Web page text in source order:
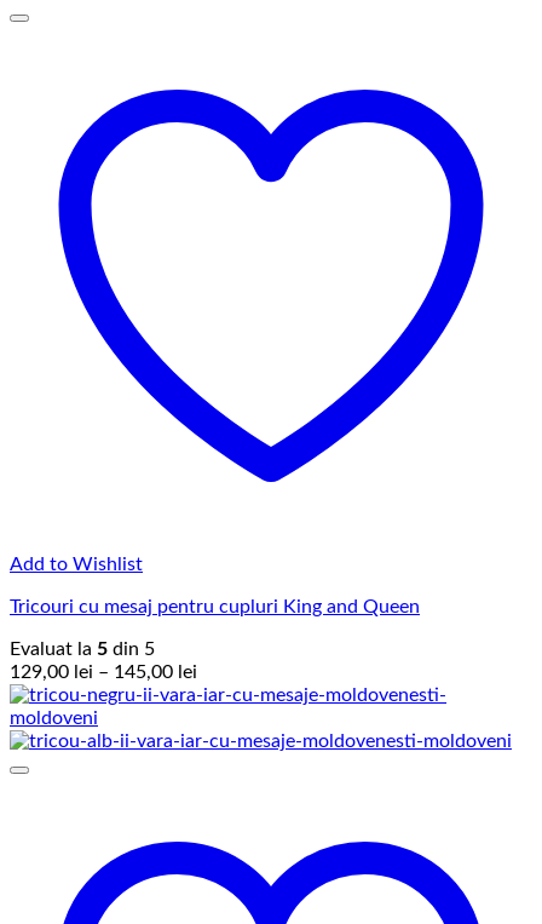
Add to Wishlist
Tricouri cu mesaj pentru cupluri King and Queen
Evaluat la 5 din 5
129,00 lei – 145,00 lei
de
129,00 lei